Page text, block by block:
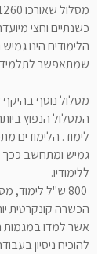
הלימודים הינו
שמתאפשר
לימוד. הלימודים
גמיש ומתחשב ככך
ללימודיו.
800 ש"ל
הכשרה קונקרטית
אשר למדו במגמות
להוכיח ניסיון